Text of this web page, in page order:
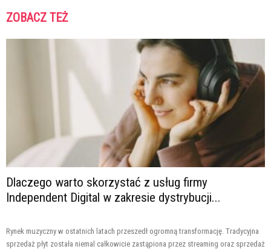
ZOBACZ TEŻ
Dlaczego warto skorzystać z usług firmy
Independent Digital w zakresie dystrybucji...
Rynek muzyczny w ostatnich latach przeszedł ogromną transformację. Tradycyjna
sprzedaż płyt została niemal całkowicie zastąpiona przez streaming oraz sprzedaż